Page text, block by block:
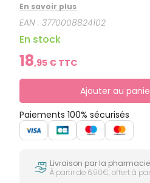
En savoir plus
EAN :3770008824102
En stock
18,95 € TTC
Ajouter au
Paiements 100% sécurisés
Livraison par la pharmacie
À partir de 6,90€, offert à